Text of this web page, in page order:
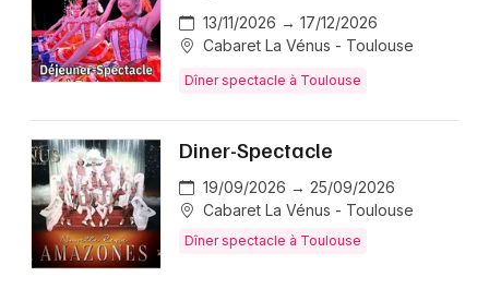
Manifestations
Spectacles
Concerts
Sports
Marseille
Mulhouse
Nantes
Nice
Paris
13/11/2026 → 17/12/2026
Cabaret La Vénus - Toulouse
Dîner spectacle à Toulouse
Diner-Spectacle
19/09/2026 → 25/09/2026
Cabaret La Vénus - Toulouse
Dîner spectacle à Toulouse